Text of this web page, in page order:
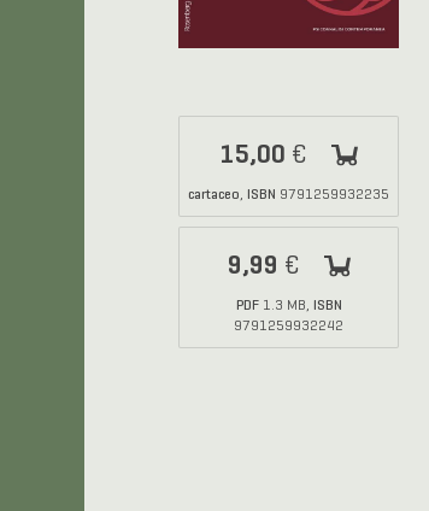
15,00 €
cartaceo, ISBN 9791259932235
9,99 €
PDF1.3 MB, ISBN
9791259932242